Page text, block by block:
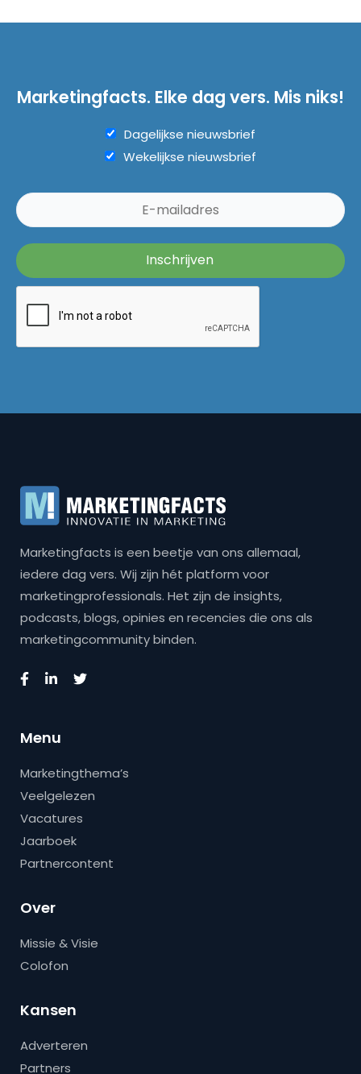
Marketingfacts. Elke dag vers. Mis niks!
Dagelijkse nieuwsbrief
Wekelijkse nieuwsbrief
Marketingfacts is een beetje van ons allemaal,
iedere dag vers. Wij zijn hét platform voor
marketingprofessionals. Het zijn de insights,
podcasts, blogs, opinies en recencies die ons als
marketingcommunity binden.
Menu
Marketingthema’s
Veelgelezen
Vacatures
Jaarboek
Partnercontent
Over
Missie & Visie
Colofon
Kansen
Adverteren
Partners